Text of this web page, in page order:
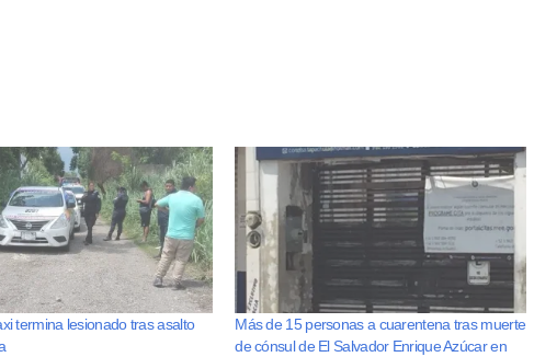
termina lesionado tras asalto
Más de 15 personas a cuarentena tras muerte
de cónsul de El Salvador Enrique Azúcar en